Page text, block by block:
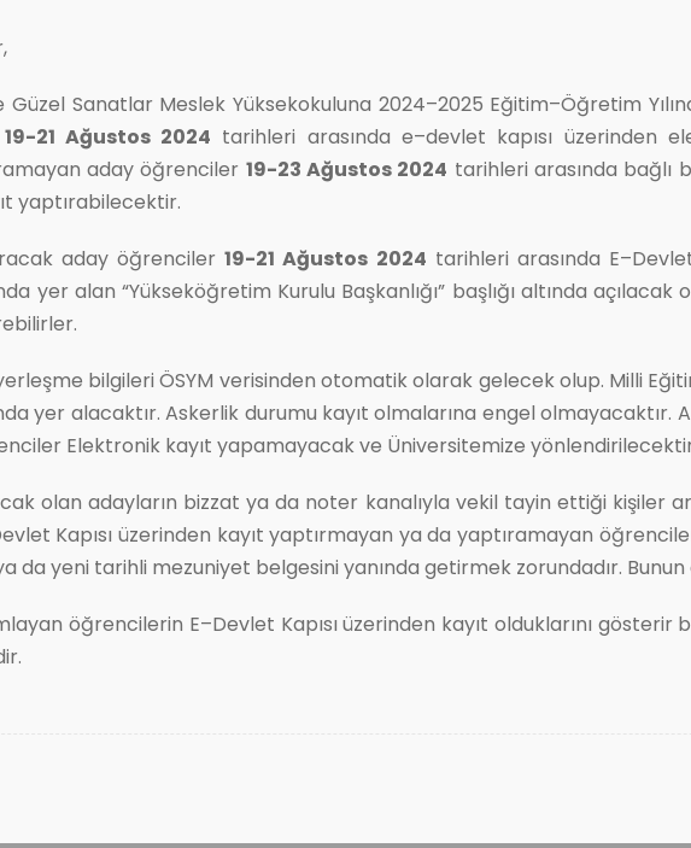
Güzel Sanatlar Meslek Yüksekokuluna 2024–2025 Eğitim–Öğretim
19-21 Ağustos 2024 tarihleri arasında e–devlet kapısı üzerinden
aday öğrenciler 19-23 Ağustos 2024 tarihleri arasında bağlı
yaptırabilecektir.
aday öğrenciler19-21 Ağustos 2024 tarihleri arasında
yer alan “Yükseköğretim Kurulu Başkanlığı” başlığı altında açılacak
bilgileri ÖSYM verisinden otomatik olarak gelecek olup. Milli
yer alacaktır. Askerlik durumu kayıt olmalarına engel olmayacaktır.
Elektronik kayıt yapamayacak ve Üniversitemize
olan adayların bizzat ya da noter kanalıyla vekil tayin ettiği kişiler
Kapısı üzerinden kayıt yaptırmayan ya da yaptıramayan
ya da yeni tarihli mezuniyet belgesini yanında getirmek zorundadır.
öğrencilerin E–Devlet Kapısı üzerinden kayıt olduklarını gösterir